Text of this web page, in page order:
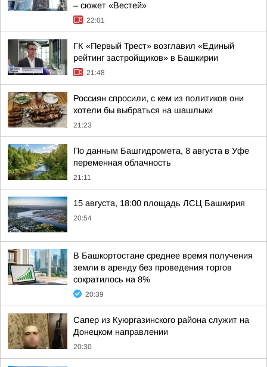
– сюжет «Вестей»
22:01
ГК «Первый Трест» возглавил «Единый
рейтинг застройщиков» в Башкирии
21:48
Россиян спросили, с кем из политиков они
хотели бы выбраться на шашлыки
21:23
По данным Башгидромета, 8 августа в Уфе
переменная облачность
21:11
15 августа, 18:00 площадь ЛСЦ Башкирия
20:54
В Башкортостане среднее время получения
земли в аренду без проведения торгов
сократилось на 8%
20:39
Сапер из Куюргазинского района служит на
Донецком направлении
20:30